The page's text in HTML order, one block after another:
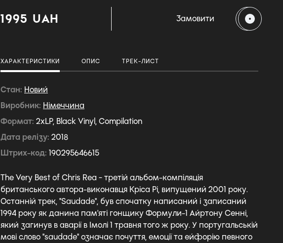
1995 UAH Замовити
ХАРАКТЕРИСТИКИ ОПИС ТРЕК-ЛИСТ
Стан Новий
Виробник Німеччина
Формат 2xLP, Black Vinyl, Compilation
Дата релізу 2018
Штрих-код 190295646615
The Very Best of Chris Rea - третій альбом-компіляція
британського автора-виконавця Кріса Рі, випущений 2001 року.
Останній трек, "Saudade", був спочатку написаний і записаний
1994 року як данина пам'яті гонщику Формули-1 Айртону Сенні,
який загинув в аварії в Імолі 1 травня того ж року. У португальській
мові слово "saudade" означає почуття, емоції та ейфорію певного